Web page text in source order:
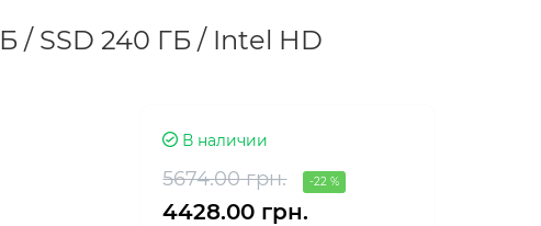
/ SSD 240 ГБ / Intel HD
В наличии
5674.00 грн. -22 %
4428.00 грн.